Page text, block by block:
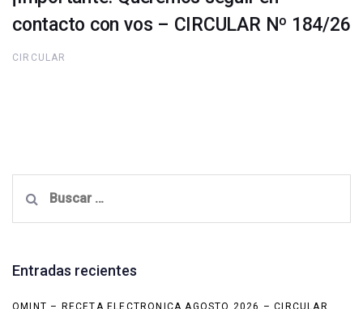
contacto con vos – CIRCULAR Nº 184/26
CIRCULAR
Entradas recientes
OMINT – RECETA ELECTRONICA AGOSTO 2026 – CIRCULAR